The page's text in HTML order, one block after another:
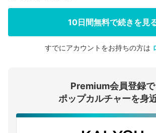
会員登録する
ログインする
10日間無料で続きを見
すでにアカウントをお持ちの方は
Premium会員登録で
ポップカルチャーを身